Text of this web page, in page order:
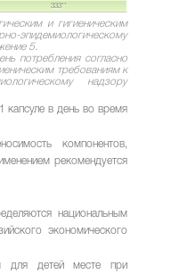
333**
и гигиеническим
эпидемиологическому
5.
потребления согласно
требованиям к
надзору
в день во время
компонентов,
рекомендуется
национальным
экономического
для детей месте при